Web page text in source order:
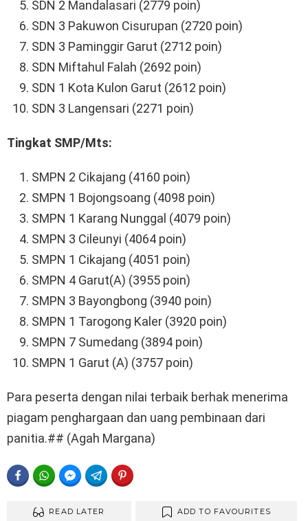
SDN 2 Mandalasari (2779 poin)
SDN 3 Pakuwon Cisurupan (2720 poin)
SDN 3 Paminggir Garut (2712 poin)
SDN Miftahul Falah (2692 poin)
SDN 1 Kota Kulon Garut (2612 poin)
SDN 3 Langensari (2271 poin)
Tingkat SMP/Mts:
SMPN 2 Cikajang (4160 poin)
SMPN 1 Bojongsoang (4098 poin)
SMPN 1 Karang Nunggal (4079 poin)
SMPN 3 Cileunyi (4064 poin)
SMPN 1 Cikajang (4051 poin)
SMPN 4 Garut(A) (3955 poin)
SMPN 3 Bayongbong (3940 poin)
SMPN 1 Tarogong Kaler (3920 poin)
SMPN 7 Sumedang (3894 poin)
SMPN 1 Garut (A) (3757 poin)
Para peserta dengan nilai terbaik berhak menerima
piagam penghargaan dan uang pembinaan dari
panitia.## (Agah Margana)
FACEBOOKWHATSAPPFACEBOOK MESSENGER
TELEGRAM
READ LATER ADD TO FAVOURITES